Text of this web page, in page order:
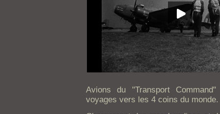
Avions du "Transport
voyages vers les 4 coins du monde.